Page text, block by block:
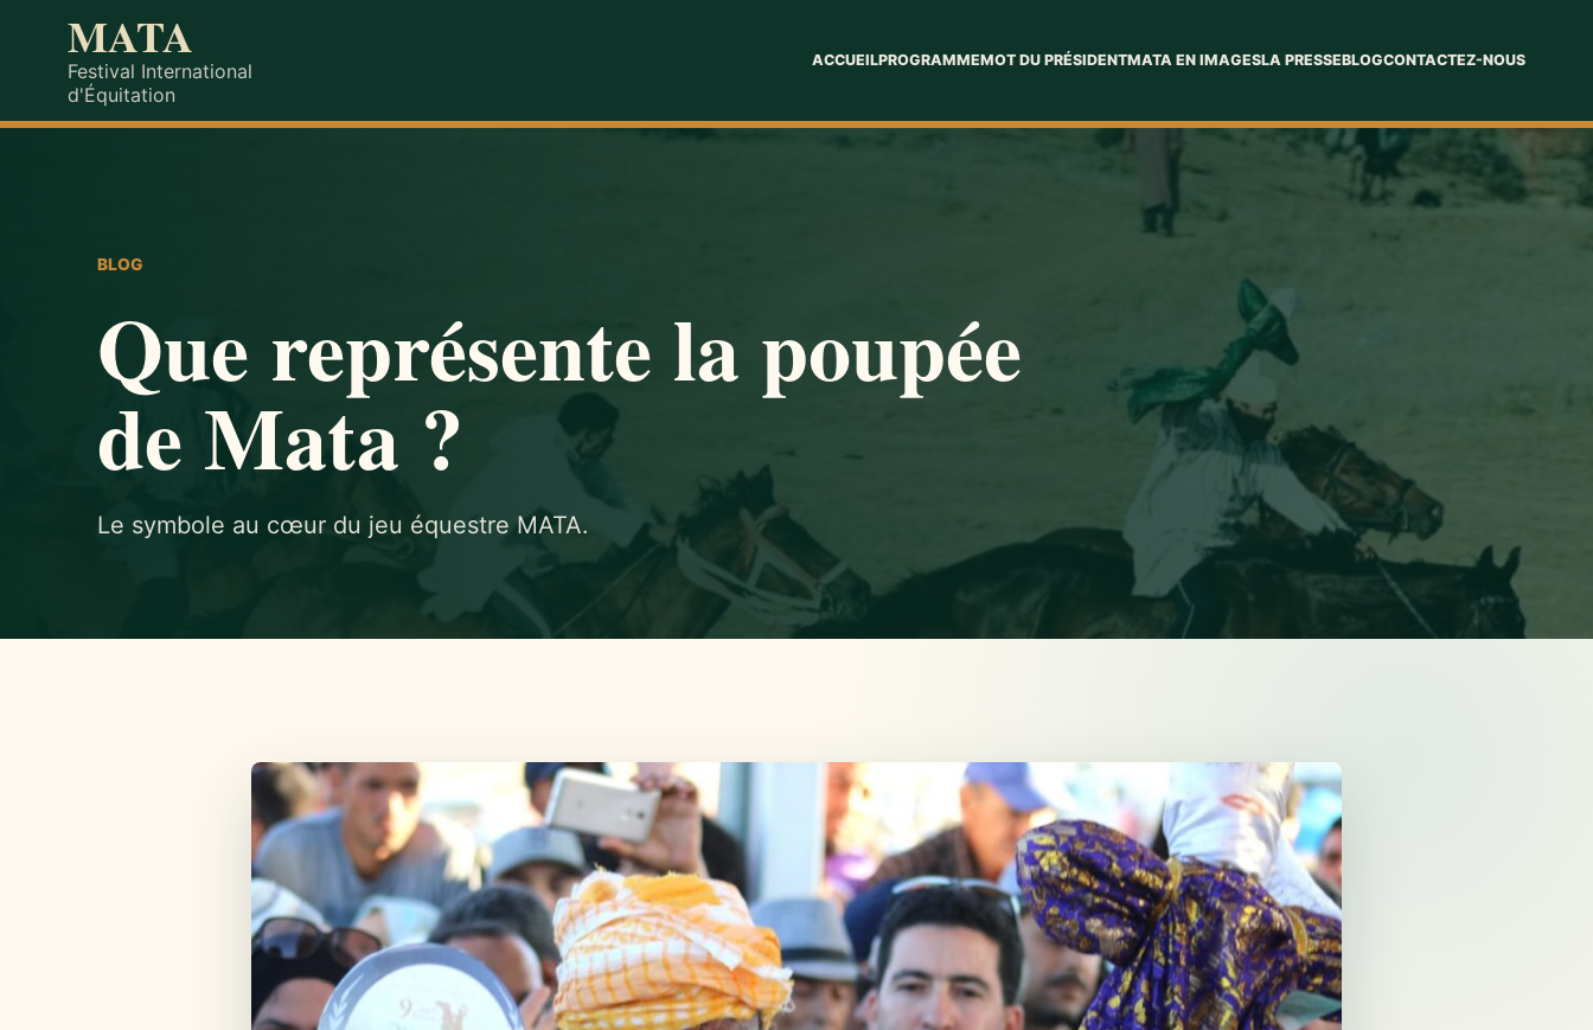
MATA
Festival International
d'Équitation
ACCUEILPROGRAMMEMOT DU PRÉSIDENTMATA EN IMAGESLA PRESSEBLOGCONTACTEZ-NOUS
BLOG
Que représente la poupée
de Mata ?
Le symbole au cœur du jeu équestre MATA.